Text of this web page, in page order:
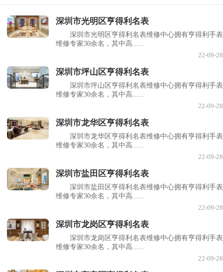
深圳市光明区亨得利名表
深圳市光明区亨得利名表维修中心拥有亨得利手表
维修专家30余名，其中高......
22-09-28
深圳市坪山区亨得利名表
深圳市坪山区亨得利名表维修中心拥有亨得利手表
维修专家30余名，其中高......
22-09-28
深圳市龙华区亨得利名表
深圳市龙华区亨得利名表维修中心拥有亨得利手表
维修专家30余名，其中高......
22-09-28
深圳市盐田区亨得利名表
深圳市盐田区亨得利名表维修中心拥有亨得利手表
维修专家30余名，其中高......
22-09-28
深圳市龙岗区亨得利名表
深圳市龙岗区亨得利名表维修中心拥有亨得利手表
维修专家30余名，其中高......
22-09-28